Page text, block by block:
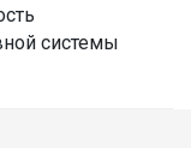
системы